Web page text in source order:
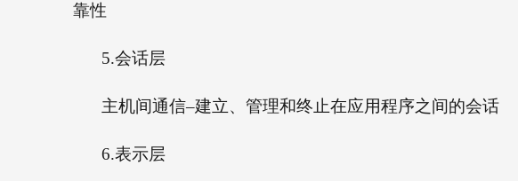
靠性
5.会话层
主机间通信–建立、管理和终止在应用程序之间的会话
6.表示层